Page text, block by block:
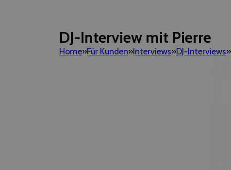
DJ-Interview mit Pierre
Home Für Kunden Interviews DJ-Interviews